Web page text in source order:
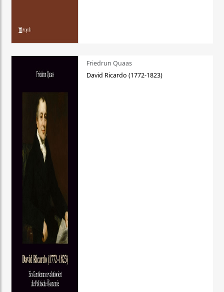
Friedrun Quaas
David Ricardo (1772-1823)